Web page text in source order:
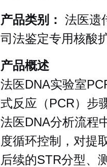
产品类别：
法医遗
司法鉴定专用核酸
产品概述
法医DNA实验室
式反应（PCR）步
法医DNA分析流程
度循环控制，对提
后续的STR分型、